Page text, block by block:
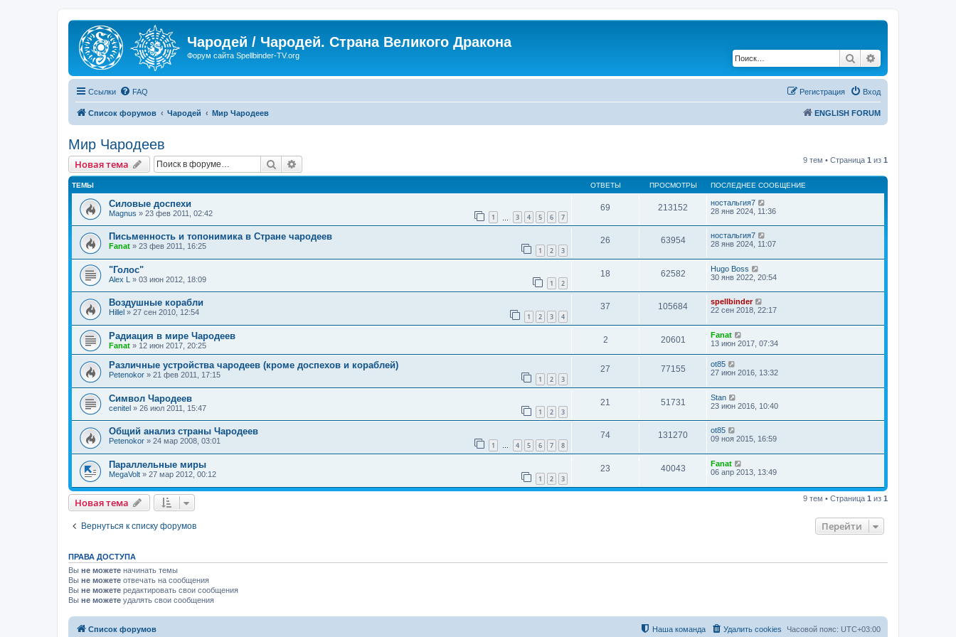
Чародей / Чародей. Страна Великого Дракона
Форум сайта Spellbinder-TV.org Поиск
Ссылки FAQ Вход
Регистрация
Список форумов Чародей Мир Чародеев ENGLISH FORUM
Мир Чародеев
Новая тема Поиск 9 тем • Страница 1 из 1
ТЕМЫ ОТВЕТЫ ПРОСМОТРЫ ПОСЛЕДНЕЕ СООБЩЕНИЕ
Силовые доспехи
Magnus » 23 фев 2011, 02:42 1 3 4 5 6 7
69 213152
ностальгия7
28 янв 2024, 11:36
Письменность и топонимика в Стране чародеев
Fanat » 23 фев 2011, 16:25 1 2 3
26 63954
ностальгия7
28 янв 2024, 11:07
"Голос"
Alex L » 03 июн 2012, 18:09 1 2
18 62582
Hugo Boss
30 янв 2022, 20:54
Воздушные корабли
Hillel » 27 сен 2010, 12:54 1 2 3 4
37 105684
spellbinder
22 сен 2018, 22:17
Радиация в мире Чародеев
Fanat » 12 июн 2017, 20:25
2 20601
Fanat
13 июн 2017, 07:34
Различные устройства чародеев (кроме доспехов и кораблей)
Petenokor » 21 фев 2011, 17:15 1 2 3
27 77155
ot85
27 июн 2016, 13:32
Символ Чародеев
cenitel » 26 июл 2011, 15:47 1 2 3
21 51731
Stan
23 июн 2016, 10:40
Общий анализ страны Чародеев
Petenokor » 24 мар 2008, 03:01 1 … 4 5 6 7 8
74 131270
ot85
09 ноя 2015, 16:59
Параллельные миры
MegaVolt » 27 мар 2012, 00:12 1 2 3
23 40043
Fanat
06 апр 2013, 13:49
Новая тема 9 тем • Страница 1 из 1
Вернуться к списку форумов Перейти
ПРАВА ДОСТУПА
Вы не можете начинать темы
Вы не можете отвечать на сообщения
Вы не можете редактировать свои сообщения
Вы не можете удалять свои сообщения
Список форумов Часовой пояс: UTC+03:00
Удалить cookies
Наша команда